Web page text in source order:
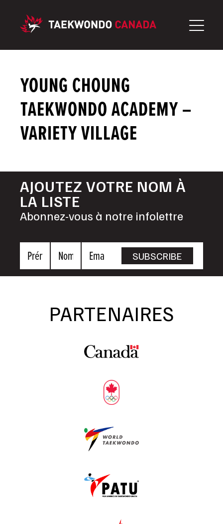
contenu
YOUNG CHOUNG
TAEKWONDO ACADEMY –
VARIETY VILLAGE
AJOUTEZ VOTRE NOM À
LA LISTE
Abonnez-vous à notre infolettre
PrénomNom Email SUBSCRIBE
PARTENAIRES